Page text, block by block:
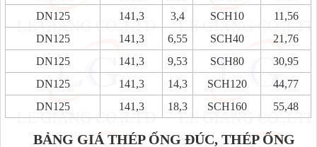
DN125
141,3 3,4 SCH10
11,56
DN125
141,3 6,55 SCH40
21,76
DN125
141,3 9,53 SCH80
30,95
DN125
141,3 14,3 SCH120
44,77
DN125
141,3 18,3 SCH160 55,48
BẢNG GIÁ THÉP ỐNG ĐÚC, THÉP ỐNG